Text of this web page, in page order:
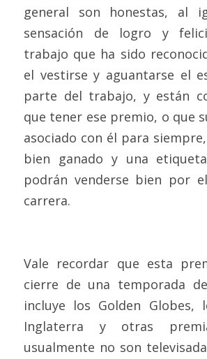
general son honestas, al
sensación de logro y
trabajo que ha sido
el vestirse y aguantarse el
parte del trabajo, y están
que tener ese premio, o que
asociado con él para
bien ganado y una
podrán venderse bien por
carrera.
Vale recordar que esta
cierre de una temporada de
incluye los Golden Globes,
Inglaterra y otras
usualmente no son